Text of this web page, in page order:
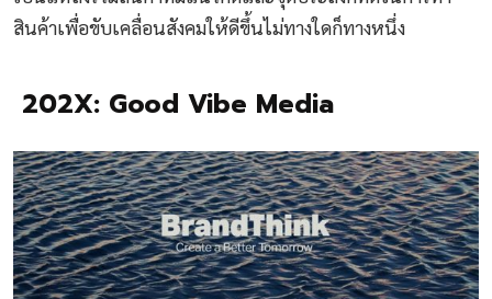
สินค้าเพื่อขับเคลื่อนสังคมให้ดีขึ้นไม่ทางใดก็ทางหนึ่ง
202X: Good Vibe Media